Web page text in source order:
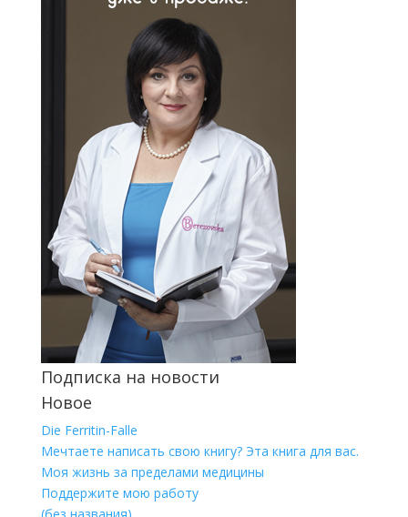
Подписка на новости
Новое
Die Ferritin-Falle
Мечтаете написать свою книгу? Эта книга для вас.
Моя жизнь за пределами медицины
Поддержите мою работу
(без названия)